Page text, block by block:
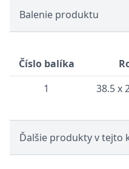
Balenie produktu
Číslo balíka
1
38.5 x
Ďalšie produkty v tejto